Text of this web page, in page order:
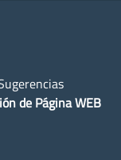
de Página WEB